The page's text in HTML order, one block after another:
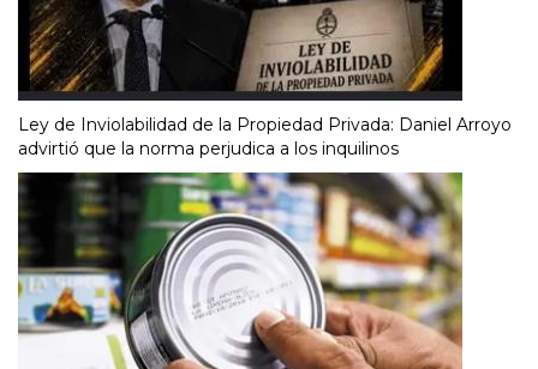
Ley de Inviolabilidad de la Propiedad Privada: Daniel Arroyo
advirtió que la norma perjudica a los inquilinos